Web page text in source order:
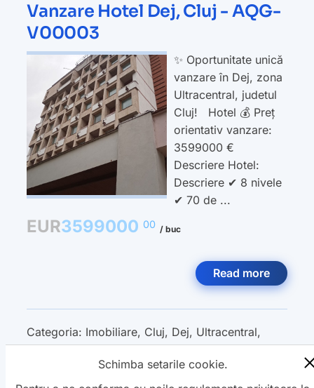
Vanzare Hotel Dej, Cluj - AQG-
V00003
✨ Oportunitate unică
vanzare în Dej, zona
Ultracentral, judetul
Cluj! Hotel 💰 Preț
orientativ vanzare:
3599000 €
Descriere Hotel:
Descriere ✔ 8 nivele
✔ 70 de ...
EUR3599000 00 / buc
Read more
Categoria: Imobiliare, Cluj, Dej, Ultracentral,
Hotel,Vanzare,
Schimba setarile cookie.